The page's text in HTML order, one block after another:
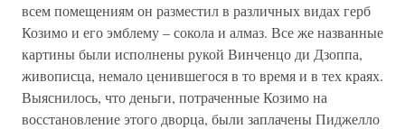
всем помещениям он разместил в различных видах герб
Козимо и его эмблему – сокола и алмаз. Все же названные
картины были исполнены рукой Винченцо ди Дзоппа,
живописца, немало ценившегося в то время и в тех краях.
Выяснилось, что деньги, потраченные Козимо на
восстановление этого дворца, были заплачены Пиджелло